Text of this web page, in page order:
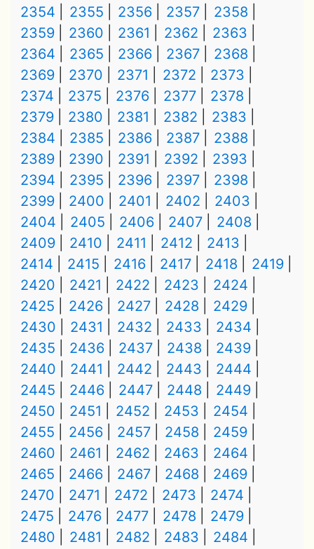
2354
2355 2356 2357
2358
2359
2360 2361 2362
2363
2364
2365 2366 2367
2368
2369
2370 2371 2372
2373
2374
2375 2376 2377
2378
2379
2380 2381 2382
2383
2384
2385 2386 2387
2388
2389
2390 2391 2392
2393
2394
2395 2396 2397
2398
2399
2400 2401 2402
2403
2404
2405 2406 2407
2408
2409
2410 2411 2412
2413
2414
2415 2416 2417 2418
2419
2420
2421 2422 2423
2424
2425
2426 2427 2428
2429
2430
2431 2432 2433
2434
2435
2436 2437 2438
2439
2440
2441 2442 2443
2444
2445
2446 2447 2448
2449
2450
2451 2452 2453
2454
2455
2456 2457 2458
2459
2460
2461 2462 2463
2464
2465
2466 2467 2468
2469
2470
2471 2472 2473
2474
2475
2476 2477 2478
2479
2480
2481 2482 2483
2484